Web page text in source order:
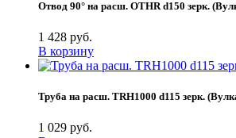
Отвод 90° на расш. OTHR d150 зерк.
1 428 руб.
В корзину
Труба на расш. TRH1000 d115 зерк.
1 029 руб.